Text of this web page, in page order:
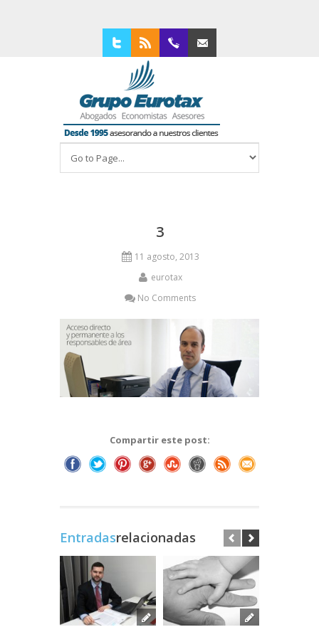
TwitterRSS
3
11 agosto, 2013
eurotax
No Comments
Compartir este post:
Entradasrelacionadas